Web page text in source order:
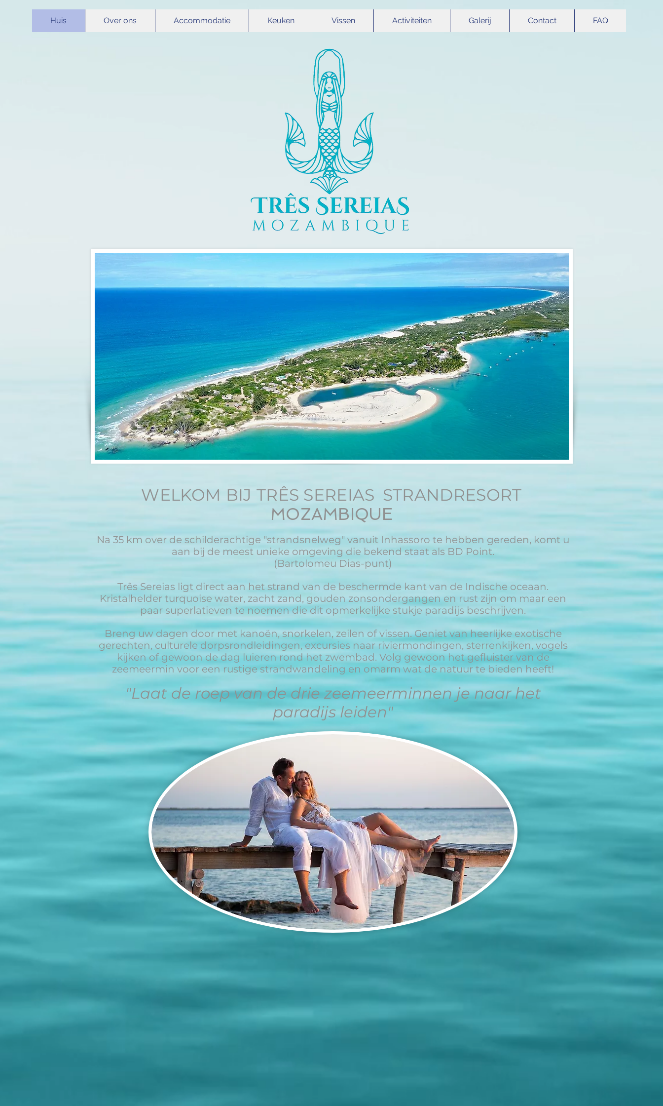
Huis Over ons Accommodatie Keuken Vissen Activiteiten Galerij Contact FAQ
WELKOM BIJ TRÊS SEREIAS STRANDRESORT
MOZAMBIQUE
Na 35 km over de schilderachtige "strandsnelweg" vanuit Inhassoro te hebben gereden, komt u
aan bij de meest unieke omgeving die bekend staat als BD Point.
(Bartolomeu Dias-punt)
Três Sereias ligt direct aan het strand van de beschermde kant van de Indische oceaan.
Kristalhelder turquoise water, zacht zand, gouden zonsondergangen en rust zijn om maar een
paar superlatieven te noemen die dit opmerkelijke stukje paradijs beschrijven.
Breng uw dagen door met kanoën, snorkelen, zeilen of vissen. Geniet van heerlijke exotische
gerechten, culturele dorpsrondleidingen, excursies naar riviermondingen, sterrenkijken, vogels
kijken of gewoon de dag luieren rond het zwembad. Volg gewoon het gefluister van de
zeemeermin voor een rustige strandwandeling en omarm wat de natuur te bieden heeft!
"Laat de roep van de drie zeemeerminnen je naar het
paradijs leiden"